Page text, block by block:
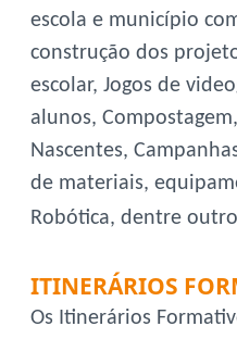
escola e município
construção dos
escolar, Jogos de
alunos,
Nascentes,
de materiais,
Robótica, dentre
ITINERÁRIOS
Os Itinerários